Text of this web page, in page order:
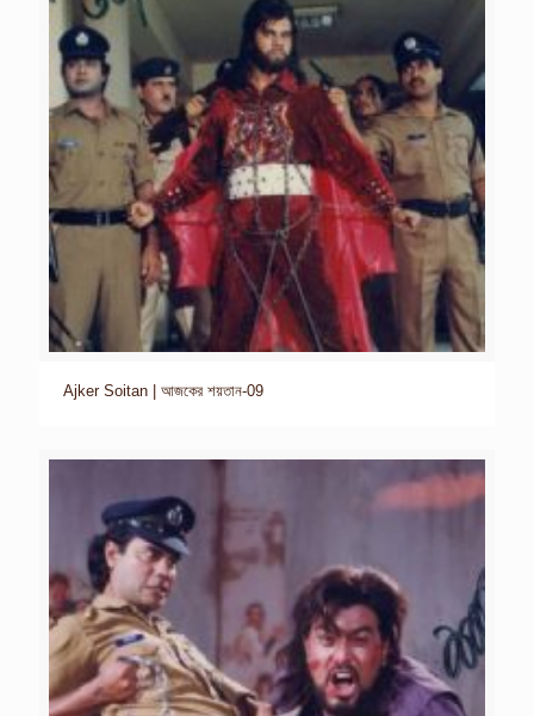
Ajker Soitan | আজকের শয়তান-09